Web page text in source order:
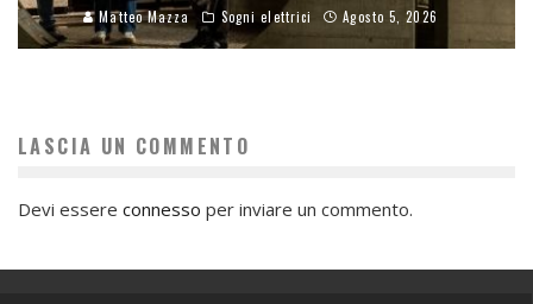
Matteo Mazza Sogni elettrici Agosto 5, 2026
LASCIA UN COMMENTO
Devi essere connesso per inviare un commento.